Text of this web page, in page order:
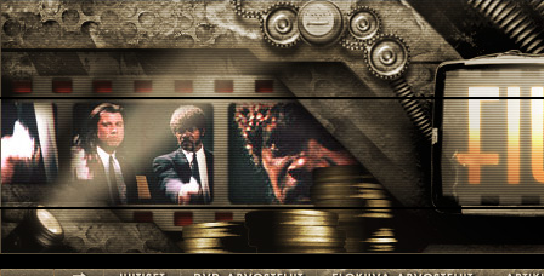
Hyppää pääsisältöön